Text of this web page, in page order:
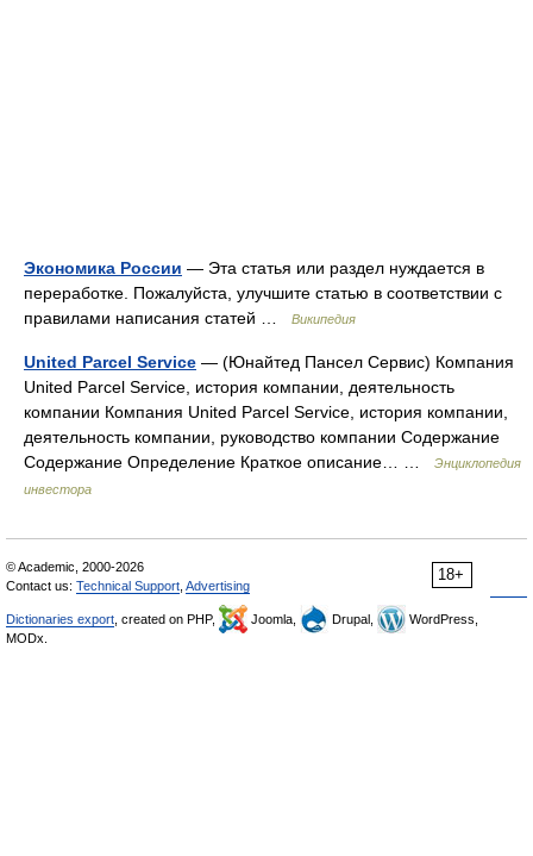
Экономика России — Эта статья или раздел нуждается в
переработке. Пожалуйста, улучшите статью в соответствии с
правилами написания статей …
Википедия
United Parcel Service — (Юнайтед Пансел Сервис) Компания
United Parcel Service, история компании, деятельность
компании Компания United Parcel Service, история компании,
деятельность компании, руководство компании Содержание
Содержание Определение Краткое описание… …
Энциклопедия
инвестора
18+
© Academic, 2000-2026
Contact us: Technical Support Advertising
Dictionaries export , created on PHP, Joomla, Drupal,
WordPress,
MODx.